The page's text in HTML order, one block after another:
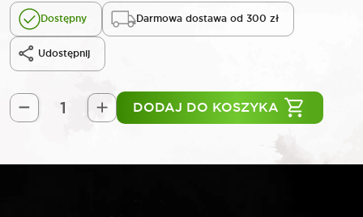
Dostępny Darmowa dostawa od 300 zł
Udostępnij
ilość
DODAJ DO KOSZYKA